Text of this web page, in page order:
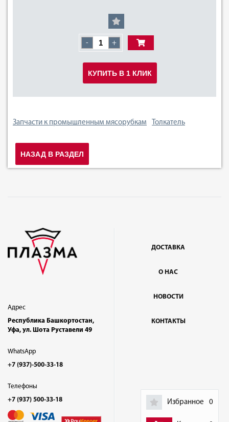
Избранное 0
- +
КУПИТЬ В 1 КЛИК
Запчасти к промышленным мясорубкам Толкатель
НАЗАД В РАЗДЕЛ
Адрес
Республика Башкортостан,
Уфа, ул. Шота Руставели 49
WhatsApp
+7 (937)-500-33-18
Телефоны
+7 (937) 500-33-18
ДОСТАВКА
О НАС
НОВОСТИ
КОНТАКТЫ